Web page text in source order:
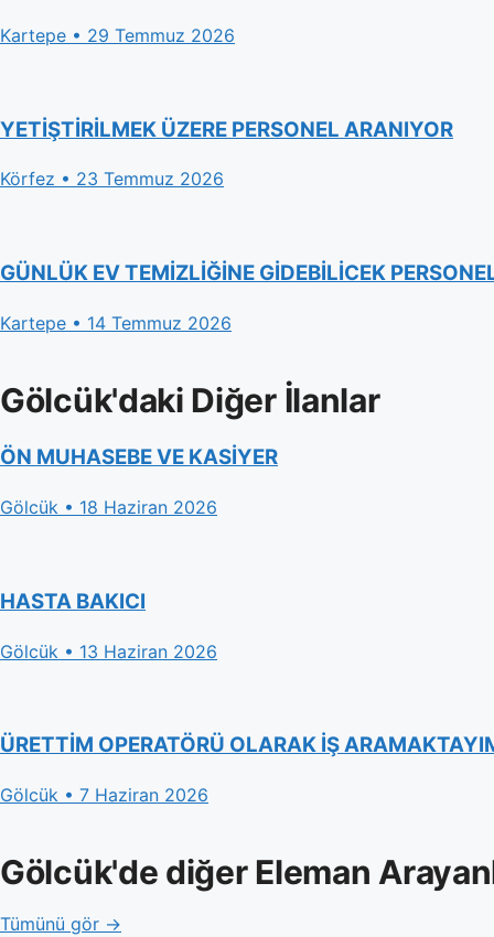
Kartepe • 29 Temmuz 2026
YETİŞTİRİLMEK ÜZERE PERSONEL ARANIYOR
Körfez • 23 Temmuz 2026
GÜNLÜK EV TEMİZLİĞİNE GİDEBİLİCEK
Kartepe • 14 Temmuz 2026
Gölcük'daki Diğer İlanlar
ÖN MUHASEBE VE KASİYER
Gölcük • 18 Haziran 2026
HASTA BAKICI
Gölcük • 13 Haziran 2026
ÜRETTİM OPERATÖRÜ OLARAK İŞ
Gölcük • 7 Haziran 2026
Gölcük'de diğer Eleman
Tümünü gör →